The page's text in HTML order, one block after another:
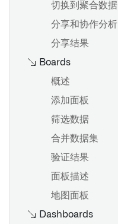
切换到聚合数据
分享和协作分析
分享结果
Boards
概述
添加面板
筛选数据
合并数据集
验证结果
面板描述
地图面板
Dashboards